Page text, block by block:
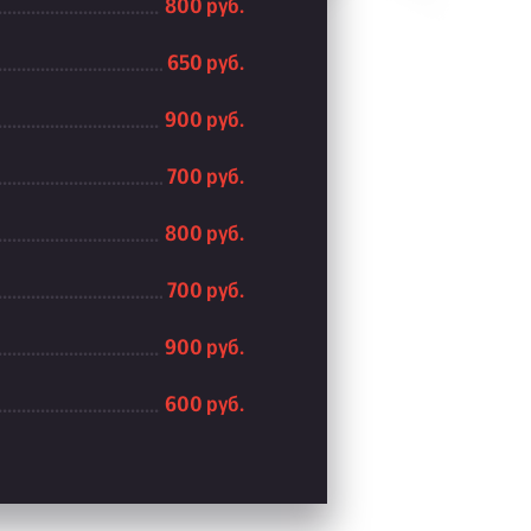
800 руб.
650 руб.
900 руб.
700 руб.
800 руб.
700 руб.
900 руб.
600 руб.